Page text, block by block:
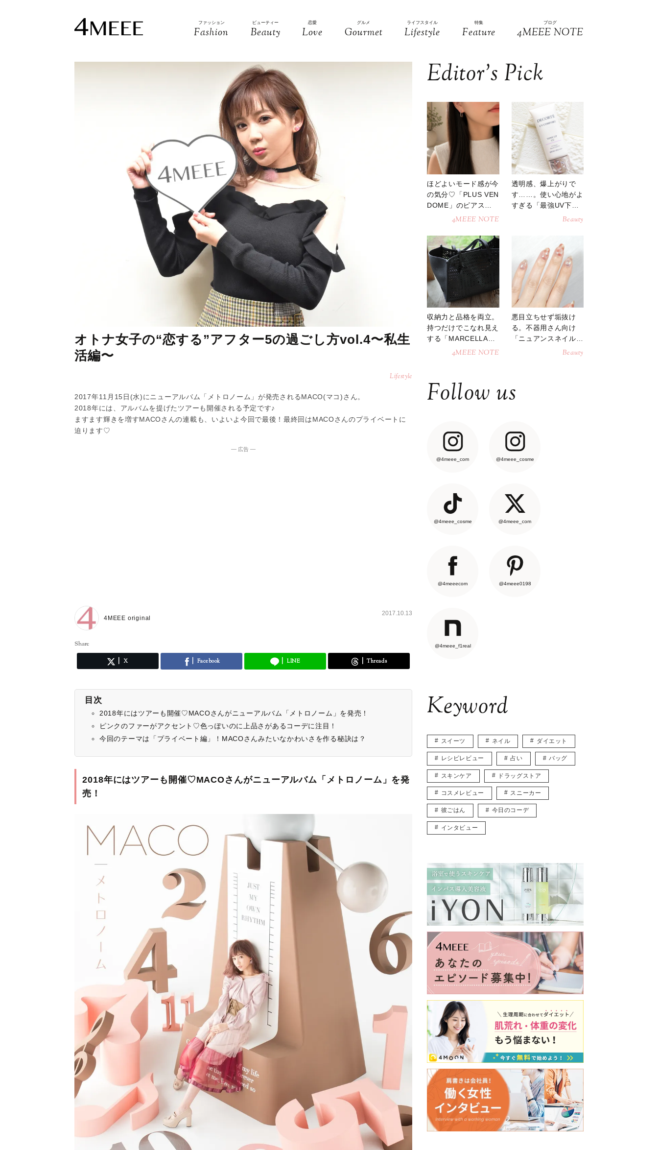
ファッション
Fashion
ビューティー
Beauty
恋愛
Love
グルメ
Gourmet
ライフスタイル
Lifestyle
特集
Feature
ブログ
4MEEE NOTE
オトナ女子の“恋する”アフター5の過ごし方vol.4〜私生
活編〜
Lifestyle
2017年11月15日(水)にニューアルバム「メトロノーム」が発売されるMACO(マコ)さん。
2018年には、アルバムを提げたツアーも開催される予定です♪
ますます輝きを増すMACOさんの連載も、いよいよ今回で最後！最終回はMACOさんのプライベートに
迫ります♡
― 広告 ―
4MEEE original
2017.10.13
Share
X Facebook LINE Threads
目次
2018年にはツアーも開催♡MACOさんがニューアルバム「メトロノーム」を発売！
ピンクのファーがアクセント♡色っぽいのに上品さがあるコーデに注目！
今回のテーマは「プライベート編」！MACOさんみたいなかわいさを作る秘訣は？
2018年にはツアーも開催♡MACOさんがニューアルバム「メトロノーム」を発
売！
Editor’s Pick
ほどよいモード感が今
の気分♡「PLUS VEN
DOME」のピアスが
4MEEE NOTE
透明感、爆上がりで
す……。使い心地がよ
すぎる「最強UV下
Beauty
収納力と品格を両立。
持つだけでこなれ見え
する「MARCELLAト
ートバッグ」4MEEE NOTE
悪目立ちせず垢抜け
る。不器用さん向け
「ニュアンスネイル」
Beauty
Follow us
@4meee_com @4meee_cosme
@4meee_cosme @4meee_com
@4meeecom @4meee0198
@4meee_f1real
Keyword
スイーツ ネイル ダイエット
レシピレビュー 占い バッグ
スキンケア ドラッグストア
コスメレビュー スニーカー
彼ごはん 今日のコーデ
インタビュー